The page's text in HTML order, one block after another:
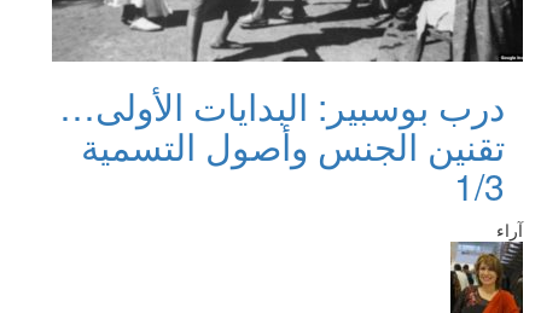
درب بوسبير: البدايات الأولى…
تقنين الجنس وأصول التسمية
1/3
آراء